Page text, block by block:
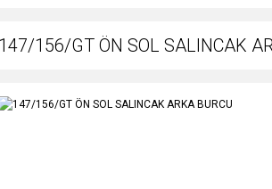
147/156/GT ÖN SOL SALINCAK